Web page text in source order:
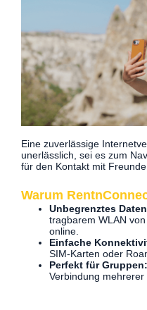
Eine zuverlässige
unerlässlich, sei es zum
für den Kontakt mit
Warum
Unbegrenztes
tragbarem WLAN
online.
Einfache
SIM-Karten oder
Perfekt für Gruppen:
Verbindung